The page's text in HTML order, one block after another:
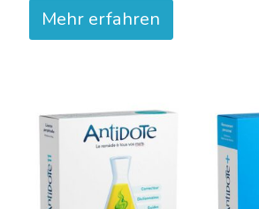
Mehr erfahren